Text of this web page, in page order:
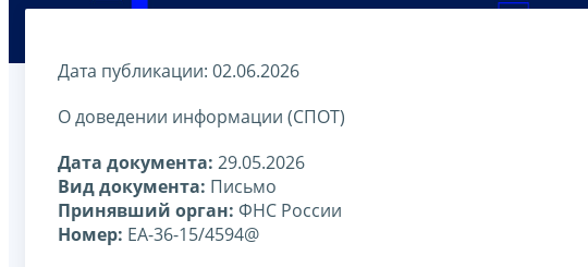
Дата публикации: 02.06.2026
О доведении информации (СПОТ)
Дата документа: 29.05.2026
Вид документа: Письмо
Принявший орган: ФНС России
Номер: ЕА-36-15/4594@